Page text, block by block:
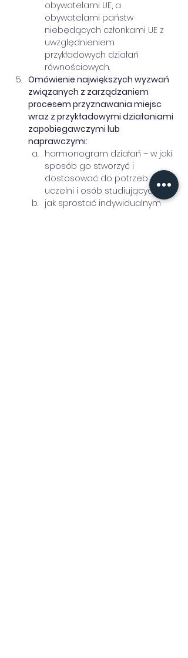
obywatelami UE, a
obywatelami państw
niebędących członkami UE z
uwzględnieniem
przykładowych działań
równościowych.
Omówienie największych wyzwań
związanych z zarządzaniem
procesem przyznawania miejsc
wraz z przykładowymi działaniami
zapobiegawczymi lub
naprawczymi:
harmonogram działań – w jaki
sposób go stworzyć i
dostosować do potrzeb
uczelni i osób studiujących,
jak sprostać indywidualnym